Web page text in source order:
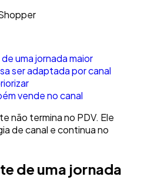
uma jornada maior
ser adaptada por canal
vende no canal
não termina no PDV. Ele
de canal e continua no
de uma jornada